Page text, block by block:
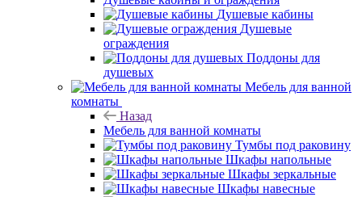
Душевые кабины
Душевые
ограждения
Поддоны для
душевых
Мебель для ванной
комнаты
Назад
Мебель для ванной комнаты
Тумбы под раковину
Шкафы напольные
Шкафы зеркальные
Шкафы навесные